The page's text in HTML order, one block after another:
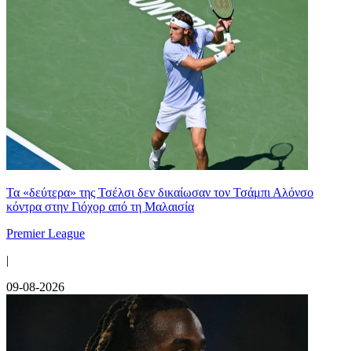
Τα «δεύτερα» της Τσέλσι δεν δικαίωσαν τον Τσάμπι Αλόνσο
κόντρα στην Γιόχορ από τη Μαλαισία
Premier League
|
09-08-2026